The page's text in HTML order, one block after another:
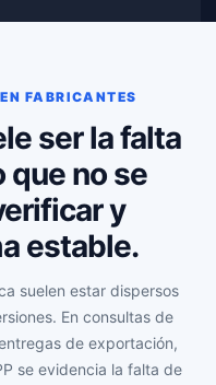
FABRICANTES
ser la falta
que no se
y
estable.
suelen estar dispersos
En consultas de
de exportación,
se evidencia la falta de